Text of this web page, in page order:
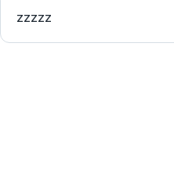
zzzzz